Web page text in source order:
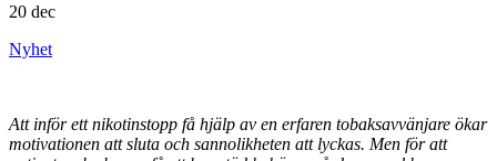
20 dec
Nyhet
Att inför ett nikotinstopp få hjälp av en erfaren tobaksavvänjare ökar
motivationen att sluta och sannolikheten att lyckas. Men för att